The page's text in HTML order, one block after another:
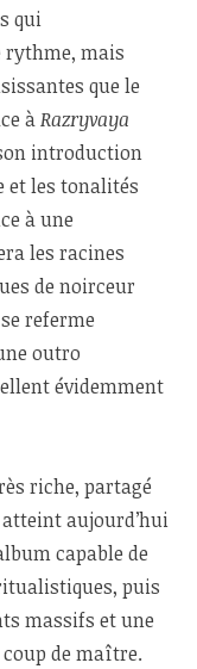
qui
rythme, mais
que le
àRazryvaya
introduction
et les tonalités
à une
les racines
de noirceur
referme
outro
évidemment
riche, partagé
aujourd’hui
capable de
puis
massifs et une
de maître.